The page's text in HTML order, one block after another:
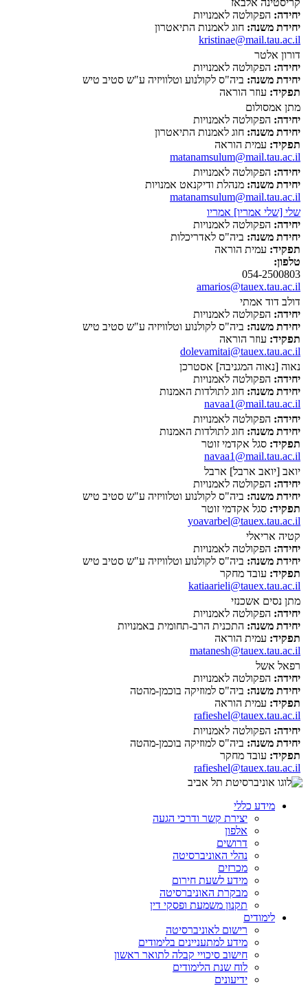
קריסטינה אלבאז
יחידה: הפקולטה לאמנויות
יחידת משנה: חוג לאמנות התיאטרון
kristinae@mail.tau.ac.il
דורון אלטר
יחידה: הפקולטה לאמנויות
יחידת משנה: ביה"ס לקולנוע וטלוויזיה ע"ש סטיב טיש
תפקיד: עוזר הוראה
מתן אמסולום
יחידה: הפקולטה לאמנויות
יחידת משנה: חוג לאמנות התיאטרון
תפקיד: עמית הוראה
matanamsulum@mail.tau.ac.il
יחידה: הפקולטה לאמנויות
יחידת משנה: מנהלת ודיקנאט אמנויות
matanamsulum@mail.tau.ac.il
שלי [שלי אמריו] אמריו
יחידה: הפקולטה לאמנויות
יחידת משנה: ביה"ס לאדריכלות
תפקיד: עמית הוראה
טלפון:
054-2500803
amarios@tauex.tau.ac.il
דולב דוד אמתי
יחידה: הפקולטה לאמנויות
יחידת משנה: ביה"ס לקולנוע וטלוויזיה ע"ש סטיב טיש
תפקיד: עוזר הוראה
dolevamitai@tauex.tau.ac.il
נאוה [נאוה המגניבה] אסטרכן
יחידה: הפקולטה לאמנויות
יחידת משנה: חוג לתולדות האמנות
navaa1@mail.tau.ac.il
יחידה: הפקולטה לאמנויות
יחידת משנה: חוג לתולדות האמנות
תפקיד: סגל אקדמי זוטר
navaa1@mail.tau.ac.il
יואב [יואב ארבל] ארבל
יחידה: הפקולטה לאמנויות
יחידת משנה: ביה"ס לקולנוע וטלוויזיה ע"ש סטיב טיש
תפקיד: סגל אקדמי זוטר
yoavarbel@tauex.tau.ac.il
קטיה אריאלי
יחידה: הפקולטה לאמנויות
יחידת משנה: ביה"ס לקולנוע וטלוויזיה ע"ש סטיב טיש
תפקיד: עובד מחקר
katiaarieli@tauex.tau.ac.il
מתן נסים אשכנזי
יחידה: הפקולטה לאמנויות
יחידת משנה: התכנית הרב-תחומית באמנויות
תפקיד: עמית הוראה
matanesh@tauex.tau.ac.il
רפאל אשל
יחידה: הפקולטה לאמנויות
יחידת משנה: ביה"ס למוזיקה בוכמן-מהטה
תפקיד: עמית הוראה
rafieshel@tauex.tau.ac.il
יחידה: הפקולטה לאמנויות
יחידת משנה: ביה"ס למוזיקה בוכמן-מהטה
תפקיד: עובד מחקר
rafieshel@tauex.tau.ac.il
מידע כללי
יצירת קשר ודרכי הגעה
אלפון
דרושים
נהלי האוניברסיטה
מכרזים
מידע לשעת חירום
מבקרת האוניברסיטה
תקנון משמעת ופסקי דין
לימודים
רישום לאוניברסיטה
מידע למתעניינים בלימודים
חישוב סיכויי קבלה לתואר ראשון
לוח שנת הלימודים
ידיעונים